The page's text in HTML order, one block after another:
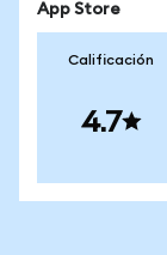
App Store
Calificación
4.7